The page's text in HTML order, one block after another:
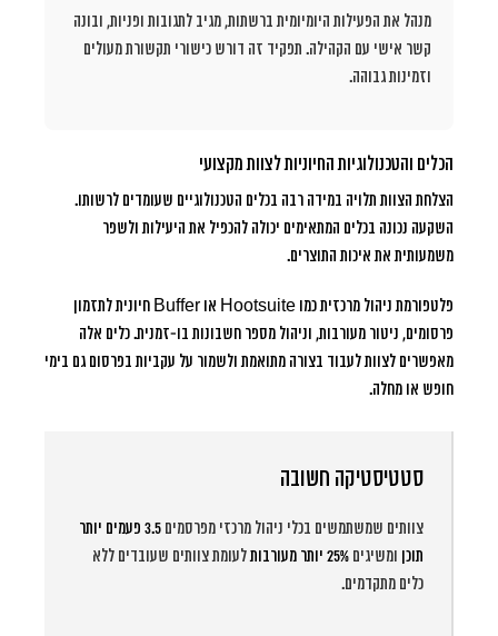
מנהל את הפעילות היומיומית ברשתות, מגיב לתגובות ופניות, ובונה
קשר אישי עם הקהילה. תפקיד זה דורש כישורי תקשורת מעולים
וזמינות גבוהה.
הכלים והטכנולוגיות החיוניות לצוות מקצועי
הצלחת הצוות תלויה במידה רבה בכלים הטכנולוגיים שעומדים לרשותו.
השקעה נכונה בכלים המתאימים יכולה להכפיל את היעילות ולשפר
משמעותית את איכות התוצרים.
פלטפורמת ניהול מרכזית כמו Hootsuite או Buffer חיונית לתזמון
פרסומים, ניטור מעורבות, וניהול מספר חשבונות בו-זמנית. כלים אלה
מאפשרים לצוות לעבוד בצורה מתואמת ולשמור על עקביות בפרסום גם בימי
חופש או מחלה.
סטטיסטיקה חשובה
צוותים שמשתמשים בכלי ניהול מרכזי מפרסמים
3.5 פעמים יותר
תוכן ומשיגים 25% יותר מעורבות
לעומת צוותים שעובדים ללא
כלים מתקדמים.